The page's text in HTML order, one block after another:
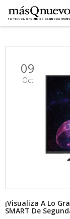
09
Oct
¡Visualiza A Lo
SMART De